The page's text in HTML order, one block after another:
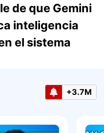
de que Gemini
inteligencia
el sistema
+3.7M